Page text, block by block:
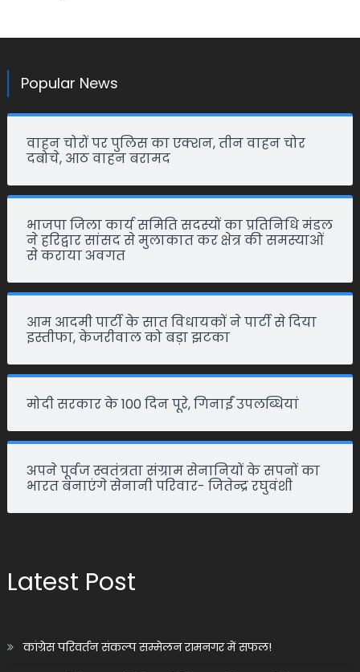
Popular News
वाहन चोरों पर पुलिस का एक्शन, तीन वाहन चोर
दबोचे, आठ वाहन बरामद
भाजपा जिला कार्य समिति सदस्यों का प्रतिनिधि मंडल
ने हरिद्वार सांसद से मुलाकात कर क्षेत्र की समस्याओं
से कराया अवगत
आम आदमी पार्टी के सात विधायकों ने पार्टी से दिया
इस्तीफा, केजरीवाल को बड़ा झटका
मोदी सरकार के 100 दिन पूरे, गिनाईं उपलब्धियां
अपने पूर्वज स्वतंत्रता संग्राम सेनानियों के सपनों का
भारत बनाएंगे सेनानी परिवार- जितेन्द्र रघुवंशी
Latest Post
कांग्रेस परिवर्तन संकल्प सम्मेलन रामनगर में सफल!